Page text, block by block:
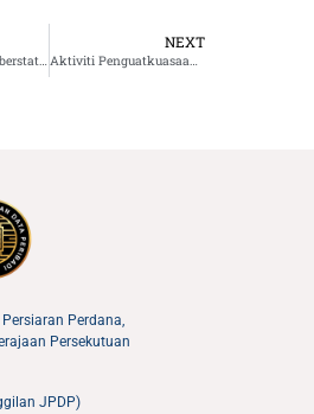
Agensi pekerjaan berstatus Sdn. Bhd.
NEXT
Aktiviti Penguatkuasaan Terhadap Golongan Pengguna Data
Perdana,
Persekutuan
JPDP)